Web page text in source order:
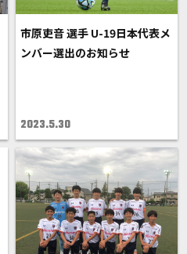
市原吏音 選手 U-19日本代表メ
ンバー選出のお知らせ
2023.5.30